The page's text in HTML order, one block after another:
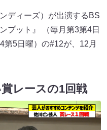
ディーズ）が出演するBS
プット』 （毎月第3第4日
5日曜）の#12が、12月
レースの1回戦